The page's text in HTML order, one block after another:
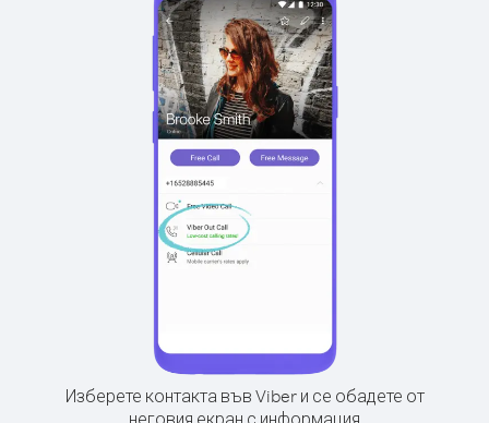
Изберете контакта във Viber и се обадете от
неговия екран с информация